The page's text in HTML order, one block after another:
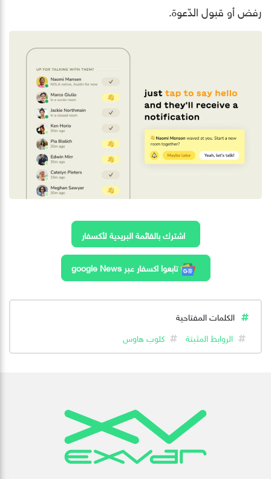
رفض أو قبول الدّعوة.
اشترك بالقائمة البريدية لأكسفار
تابعوا اكسفار عبر google News
الكلمات المفتاحية
الروابط المثبتة
كلوب هاوس